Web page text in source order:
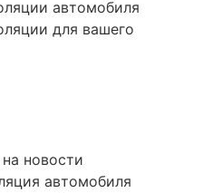
автомобиля
для вашего
новости
автомобиля